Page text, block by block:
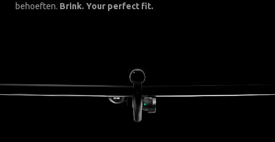
behoeften. Brink. Your perfect fit.